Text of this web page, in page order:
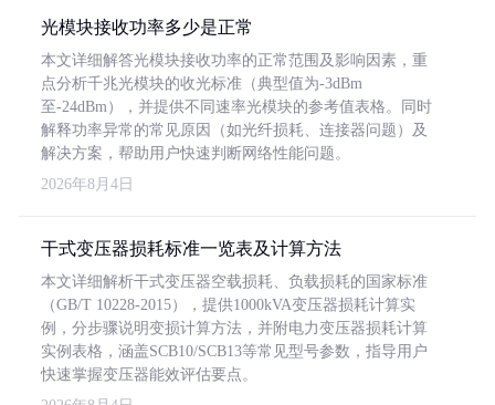
光模块接收功率多少是正常
本文详细解答光模块接收功率的正常范围及影响因素，重
点分析千兆光模块的收光标准（典型值为-3dBm
至-24dBm），并提供不同速率光模块的参考值表格。同时
解释功率异常的常见原因（如光纤损耗、连接器问题）及
解决方案，帮助用户快速判断网络性能问题。
2026年8月4日
干式变压器损耗标准一览表及计算方法
本文详细解析干式变压器空载损耗、负载损耗的国家标准
（GB/T 10228-2015），提供1000kVA变压器损耗计算实
例，分步骤说明变损计算方法，并附电力变压器损耗计算
实例表格，涵盖SCB10/SCB13等常见型号参数，指导用户
快速掌握变压器能效评估要点。